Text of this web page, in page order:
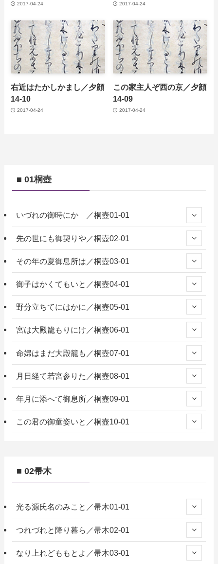
2017-04-24 2017-04-24
右近はたかしかまし／夕顔
14-10
2017-04-24
この家主人ぞ西の京／夕顔
14-09
2017-04-24
■ 01桐壺
いづれの御時にか ／桐壺01-01
先の世にも御契りや／桐壺02-01
その年の夏御息所は／桐壺03-01
御子はかくてもいと／桐壺04-01
野分立ちてにはかに／桐壺05-01
宮は大殿籠もりにけ／桐壺06-01
命婦はまだ大殿籠も／桐壺07-01
月日経て若宮参りた／桐壺08-01
年月に添へて御息所／桐壺09-01
この君の御童姿いと／桐壺10-01
■ 02帚木
光る源氏名のみこと／帚木01-01
つれづれと降り暮ら／帚木02-01
なり上れどももとよ／帚木03-01